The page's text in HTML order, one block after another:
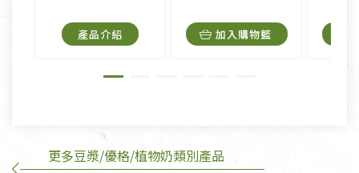
內衣褲、襪子、口罩個人衛生用品除商品本身有瑕疵
外,依據《通訊交易解除權合理例外情事適用準
訂購手抄稿退貨需知：
產品介紹 加入購物籃
更多豆漿/優格/植物奶類別產品